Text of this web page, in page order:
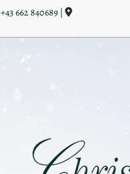
+43 662 840689 | 